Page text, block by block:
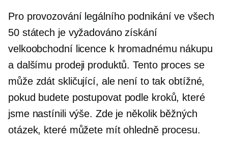
Pro provozování legálního podnikání ve všech
50 státech je vyžadováno získání
velkoobchodní licence k hromadnému nákupu
a dalšímu prodeji produktů. Tento proces se
může zdát skličující, ale není to tak obtížné,
pokud budete postupovat podle kroků, které
jsme nastínili výše. Zde je několik běžných
otázek, které můžete mít ohledně procesu.